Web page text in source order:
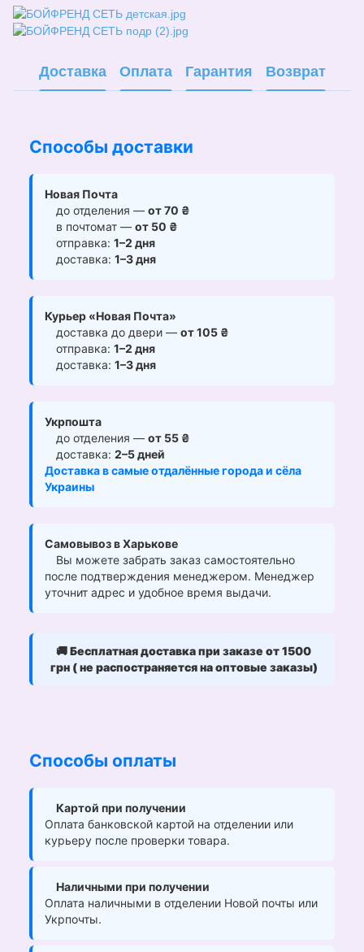
Доставка Оплата Гарантия Возврат
Способы доставки
Новая Почта
до отделения — от 70 ₴
в почтомат — от 50 ₴
отправка: 1–2 дня
доставка: 1–3 дня
Курьер «Новая Почта»
доставка до двери — от 105 ₴
отправка: 1–2 дня
доставка: 1–3 дня
Укрпошта
до отделения — от 55 ₴
доставка: 2–5 дней
Доставка в самые отдалённые города и сёла
Украины
Самовывоз в Харькове
Вы можете забрать заказ самостоятельно
после подтверждения менеджером. Менеджер
уточнит адрес и удобное время выдачи.
🚚Бесплатная доставка при заказе от 1500
грн ( не распостраняется на оптовые заказы)
Способы оплаты
Картой при получении
Оплата банковской картой на отделении или
курьеру после проверки товара.
Наличными при получении
Оплата наличными в отделении Новой почты или
Укрпочты.